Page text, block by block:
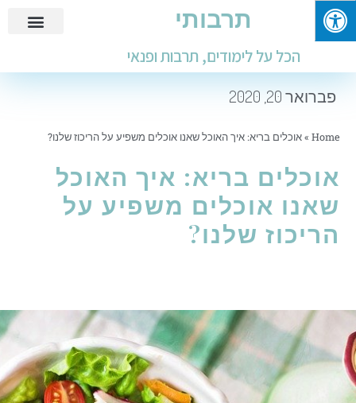
תרבותי
הכל על לימודים, תרבות ופנאי
פברואר 20, 2020
Home
»אוכלים בריא: איך האוכל שאנו אוכלים משפיע על הריכוז שלנו?
אוכלים בריא: איך האוכל
שאנו אוכלים משפיע על
הריכוז שלנו?